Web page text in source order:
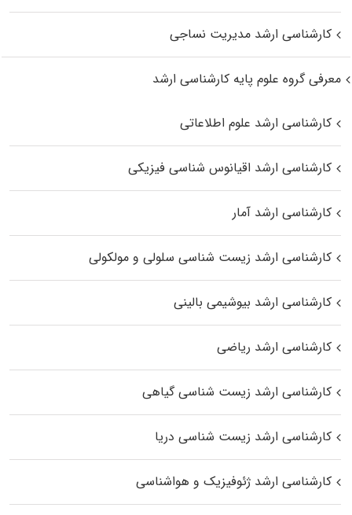
کارشناسی ارشد مدیریت نساجی
معرفی گروه علوم پایه کارشناسی ارشد
کارشناسی ارشد علوم اطلاعاتی
کارشناسی ارشد اقیانوس‌ شناسی فیزیکی
کارشناسی ارشد آمار
کارشناسی ارشد زیست شناسی سلولی و مولکولی
کارشناسی ارشد بیوشیمی بالینی
کارشناسی ارشد ریاضی
کارشناسی ارشد زیست‌ شناسی گیاهی
کارشناسی ارشد زیست‌ شناسی دریا
کارشناسی ارشد ژئوفیزیک و هواشناسی